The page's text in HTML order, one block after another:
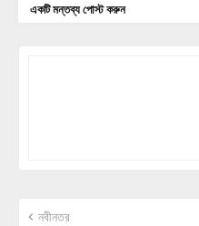
একটি মন্তব্য পোস্ট করুন
নবীনতর